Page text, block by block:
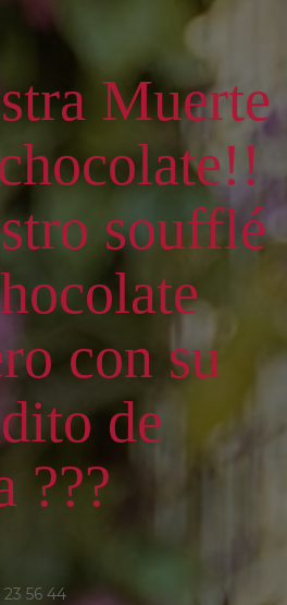
Muerte
soufflé
con su
de
???
23 56 44